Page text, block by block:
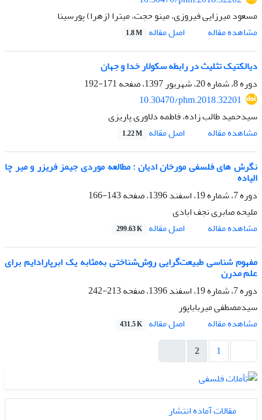
مسعود میرزایی فیروزی، مینو حجت، میترا (زهرا) پورسینا
مشاهده مقاله
اصل مقاله 1.8 M
دیالکتیک تثلیث در رابطه سکولار خدا و جهان
دوره 8، شماره 20، شهریور 1397، صفحه
171-192
10.30470/phm.2018.32201
سیدحمید طالب زاده، فاطمه دلاوری پاریزی
مشاهده مقاله
اصل مقاله 1.22 M
نگرش های فلسفی مورخان ادیان : مطالعه موردی جیمز فریزر و میر چا
الیاده
دوره 7، شماره 19، اسفند 1396، صفحه
143-166
ملیحه صابری نجف ابادی
مشاهده مقاله
اصل مقاله 299.63 K
مفهوم شناسی طبیعت‌گرایی روش‌شناختی به‌مثابه یک ابرپارادایم برای
علم مدرن
دوره 7، شماره 19، اسفند 1396، صفحه
213-242
سیدمصطفی میرباباپور
مشاهده مقاله
اصل مقاله 431.5 K
1
2
مقالات آماده انتشار